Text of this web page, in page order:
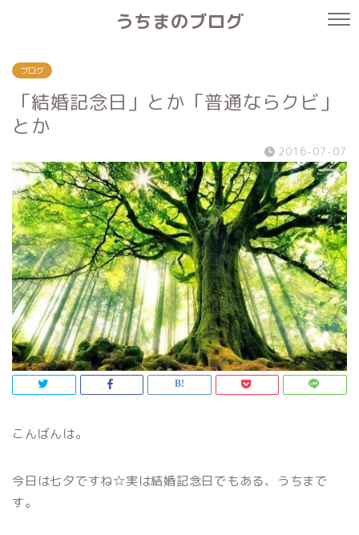
うちまのブログ
ブログ
「結婚記念日」とか「普通ならクビ」
とか
2016-07-07
こんばんは。
今日は七夕ですね☆実は結婚記念日でもある、うちまで
す。